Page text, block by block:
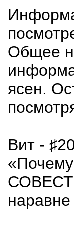
Общее
ясен.
Вит -